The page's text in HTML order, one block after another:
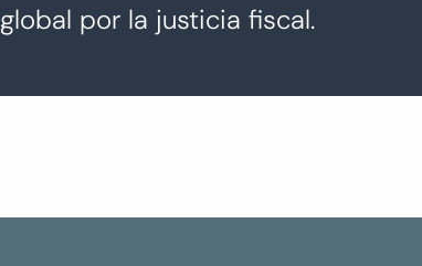
global por la justicia fiscal.